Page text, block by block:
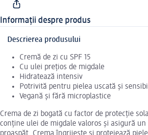
Informații despre produs
Descrierea produsului
Cremă de zi cu SPF 15
Cu ulei prețios de migdale
Hidratează intensiv
Potrivită pentru pielea uscată și
Vegană și fără microplastice
Crema de zi bogată cu factor de protecție
conține ulei de migdale valoros și asigură
proaspăt. Crema îngrijește și protejează